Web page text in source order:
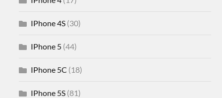
IPhone 4S (30)
IPhone 5 (44)
IPhone 5C (18)
IPhone 5S (81)